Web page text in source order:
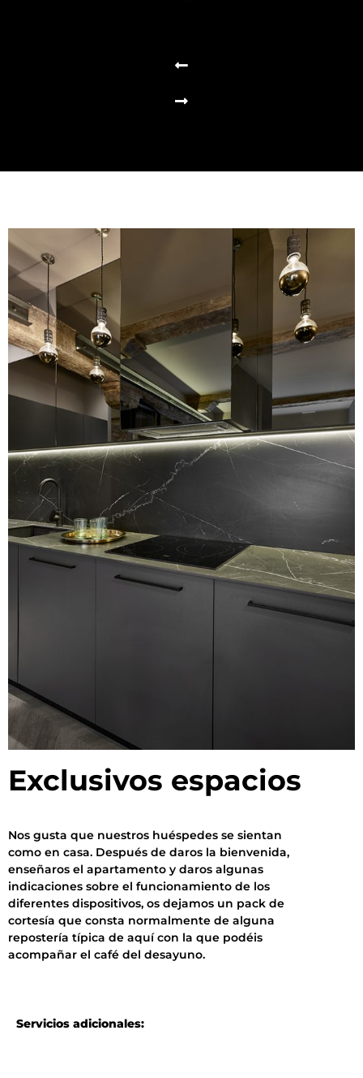
Exclusivos espacios
Nos gusta que nuestros huéspedes se sientan
como en casa. Después de daros la bienvenida,
enseñaros el apartamento y daros algunas
indicaciones sobre el funcionamiento de los
diferentes dispositivos, os dejamos un pack de
cortesía que consta normalmente de alguna
repostería típica de aquí con la que podéis
acompañar el café del desayuno.
Servicios adicionales: